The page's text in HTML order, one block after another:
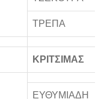
ΤΡΕΠΑ
ΚΡΙΤΣΙΜΑΣ
ΕΥΘΥΜΙΑΔΗ